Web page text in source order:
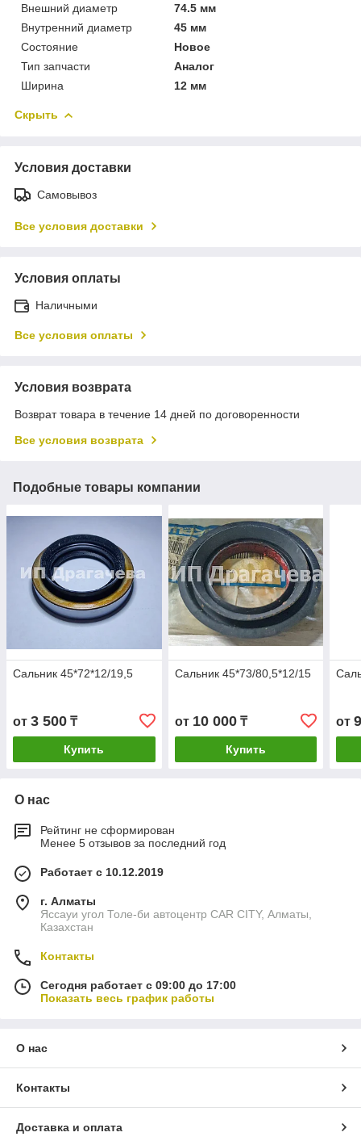
Внешний диаметр
74.5 мм
Внутренний диаметр
45 мм
Состояние
Новое
Тип запчасти
Аналог
Ширина
12 мм
Скрыть
Условия доставки
Самовывоз
Все условия доставки
Условия оплаты
Наличными
Все условия оплаты
Условия возврата
Возврат товара в течение 14 дней по договоренности
Все условия возврата
Подобные товары компании
Сальник 45*72*12/19,5
от 3 500 ₸
Купить
Сальник 45*73/80,5*12/15
от 10 000₸
Купить
от
О нас
Рейтинг не сформирован
Менее 5 отзывов за последний год
Работает с 10.12.2019
г. Алматы
Яссауи угол Толе-би автоцентр CAR CITY, Алматы,
Казахстан
Контакты
Сегодня работает с 09:00 до 17:00
Показать весь график работы
О нас
Контакты
Доставка и оплата